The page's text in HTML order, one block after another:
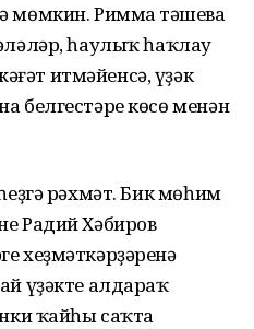
мөмкин. Римма Үтәшева
һаулыҡ һаҡлау
итмәйенсә, үҙәк
белгестәре көсө менән
рәхмәт. Бик мөһим
Радий Хәбиров
хеҙмәткәрҙәренә
үҙәкте алдараҡ
ҡайһы саҡта